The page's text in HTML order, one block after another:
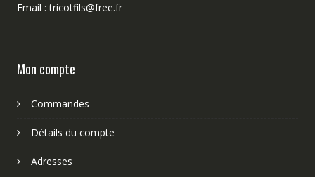
Email : tricotfils@free.fr
Mon compte
Commandes
Détails du compte
Adresses